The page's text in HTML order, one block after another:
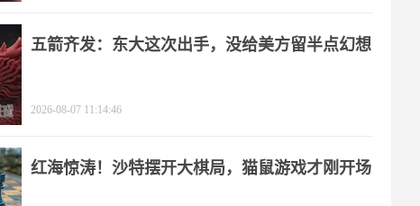
五箭齐发：东大这次出手，没给美方留半点幻想
2026-08-07 11:14:46
红海惊涛！沙特摆开大棋局，猫鼠游戏才刚开场